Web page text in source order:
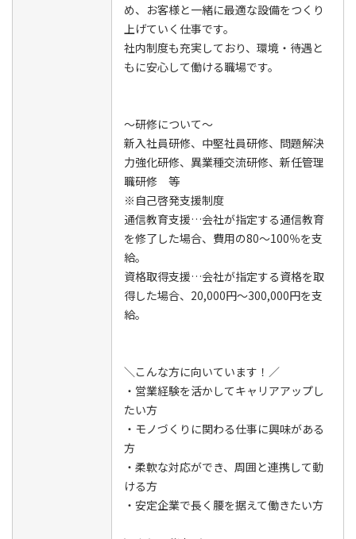
め、お客様と一緒に最適な設備をつくり
上げていく仕事です。
社内制度も充実しており、環境・待遇と
もに安心して働ける職場です。
～研修について～
新入社員研修、中堅社員研修、問題解決
力強化研修、異業種交流研修、新任管理
職研修 等
※自己啓発支援制度
通信教育支援…会社が指定する通信教育
を修了した場合、費用の80～100％を支
給。
資格取得支援…会社が指定する資格を取
得した場合、20,000円～300,000円を支
給。
＼こんな方に向いています！／
・営業経験を活かしてキャリアアップし
たい方
・モノづくりに関わる仕事に興味がある
方
・柔軟な対応ができ、周囲と連携して動
ける方
・安定企業で長く腰を据えて働きたい方